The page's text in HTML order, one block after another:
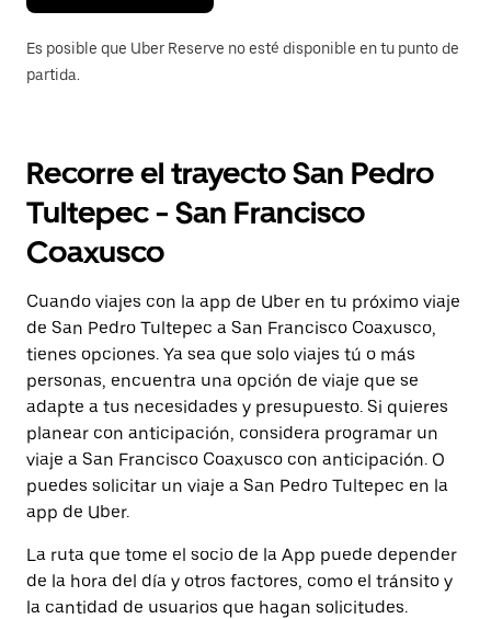
Es posible que Uber Reserve no esté disponible en tu punto de
partida.
Recorre el trayecto San Pedro
Tultepec - San Francisco
Coaxusco
Cuando viajes con la app de Uber en tu próximo viaje
de San Pedro Tultepec a San Francisco Coaxusco,
tienes opciones. Ya sea que solo viajes tú o más
personas, encuentra una opción de viaje que se
adapte a tus necesidades y presupuesto. Si quieres
planear con anticipación, considera programar un
viaje a San Francisco Coaxusco con anticipación. O
puedes solicitar un viaje a San Pedro Tultepec en la
app de Uber.
La ruta que tome el socio de la App puede depender
de la hora del día y otros factores, como el tránsito y
la cantidad de usuarios que hagan solicitudes.